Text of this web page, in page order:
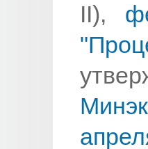
II),